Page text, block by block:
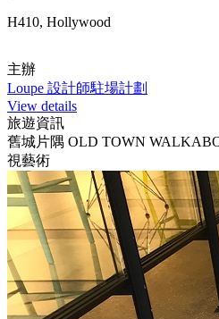
H410, Hollywood
主辦
Loupe 設計師駐場計劃
View details
旅遊資訊
舊城片隅 OLD TOWN
視藝術